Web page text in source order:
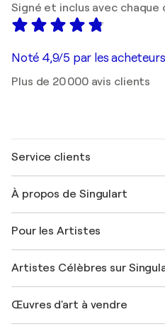
Signé et inclus avec
Noté 4,9/5 par les
Plus de 20 000 avis clients
Service clients
Expédition
Offrir une carte cadeau
Rejoignez notre programme
Mon compte
+33 1 76 44 06 42
À propos de Singulart
FAQ
Magazine Singulart
Emplois
Découvrez une sélection d'art
Pour les Artistes
Se connecter en tant
Artistes Célèbres sur
Marc Chagall
Œuvres d'art à vendre